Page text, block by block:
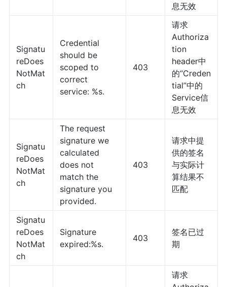
息无效
Signatu
reDoes
NotMat
ch
Credential
should be
scoped to
correct
service: %s.
403
请求
Authoriza
tion
header中
的“Creden
tial”中的
Service信
息无效
Signatu
reDoes
NotMat
ch
The request
signature we
calculated
does not
match the
signature you
provided.
403
请求中提
供的签名
与实际计
算结果不
匹配
Signatu
reDoes
NotMat
ch
Signature
expired:%s.
403
签名已过
期
请求